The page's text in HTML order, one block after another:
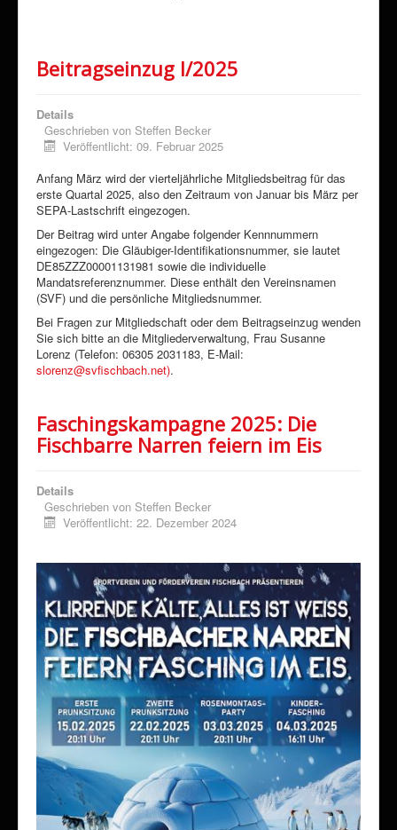
Beitragseinzug I/2025
Details
Geschrieben von Steffen Becker
Veröffentlicht: 09. Februar 2025
Anfang März wird der vierteljährliche Mitgliedsbeitrag für das
erste Quartal 2025, also den Zeitraum von Januar bis März per
SEPA-Lastschrift eingezogen.
Der Beitrag wird unter Angabe folgender Kennnummern
eingezogen: Die Gläubiger-Identifikationsnummer, sie lautet
DE85ZZZ00001131981 sowie die individuelle
Mandatsreferenznummer. Diese enthält den Vereinsnamen
(SVF) und die persönliche Mitgliedsnummer.
Bei Fragen zur Mitgliedschaft oder dem Beitragseinzug wenden
Sie sich bitte an die Mitgliederverwaltung, Frau Susanne
Lorenz (Telefon: 06305 2031183, E-Mail:
slorenz@svfischbach.net).
Faschingskampagne 2025: Die
Fischbarre Narren feiern im Eis
Details
Geschrieben von Steffen Becker
Veröffentlicht: 22. Dezember 2024